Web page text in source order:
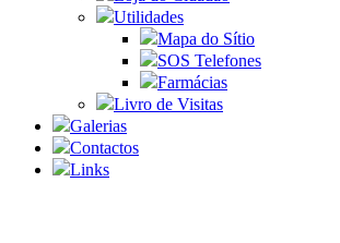
Utilidades
Mapa do Sítio
SOS Telefones
Farmácias
Livro de Visitas
Galerias
Contactos
Links